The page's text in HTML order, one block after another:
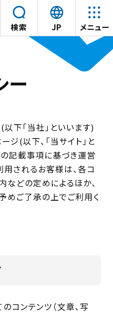
本文へスキップ
検索 JP
言
語
選
メニュー
ー
下「当社」といいます)
ジ(以下、「当サイト」と
の記載事項に基づき運営
用されるお客様は、各コ
どの定めによるほか、
めご了承の上でご利用く
コンテンツ（文章、写